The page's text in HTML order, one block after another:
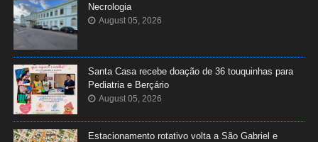
Necrologia
August 05, 2026
Santa Casa recebe doação de 36 touquinhas para
Pediatria e Berçário
August 05, 2026
Estacionamento rotativo volta a São Gabriel e